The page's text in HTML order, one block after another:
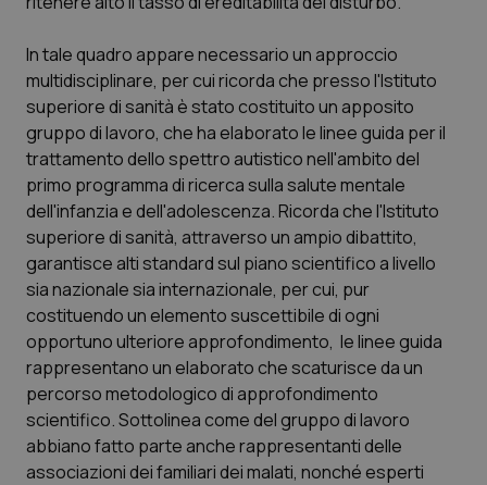
In tale quadro appare necessario un approccio
multidisciplinare, per cui ricorda che presso l'Istituto
superiore di sanità è stato costituito un apposito
gruppo di lavoro, che ha elaborato le linee guida per il
trattamento dello spettro autistico nell'ambito del
primo programma di ricerca sulla salute mentale
dell'infanzia e dell'adolescenza. Ricorda che l'Istituto
superiore di sanità, attraverso un ampio dibattito,
garantisce alti standard sul piano scientifico a livello
sia nazionale sia internazionale, per cui, pur
costituendo un elemento suscettibile di ogni
opportuno ulteriore approfondimento, le linee guida
rappresentano un elaborato che scaturisce da un
percorso metodologico di approfondimento
scientifico. Sottolinea come del gruppo di lavoro
abbiano fatto parte anche rappresentanti delle
associazioni dei familiari dei malati, nonché esperti